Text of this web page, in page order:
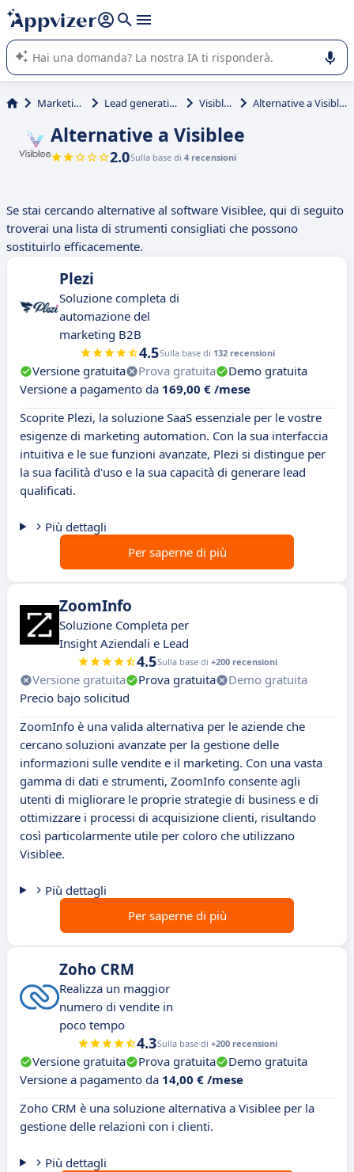
righe con
shift + enter
L'IA di Appvizer vi guida nell'utilizzo o nella scelta di un
software SaaS per la vostra azienda.
Marketing Lead generation Visiblee Alternative a Visiblee
Alternative a Visiblee
2.0Sulla base di 4 recensioni
Se stai cercando alternative al software Visiblee, qui di seguito
troverai una lista di strumenti consigliati che possono
sostituirlo efficacemente.
Plezi
Soluzione completa di
automazione del
marketing B2B
4.5Sulla base di 132 recensioni
Versione gratuita Prova gratuita
Demo gratuita
Versione a pagamento da 169,00 € /mese
Scoprite Plezi, la soluzione SaaS essenziale per le vostre
esigenze di marketing automation. Con la sua interfaccia
intuitiva e le sue funzioni avanzate, Plezi si distingue per
la sua facilità d'uso e la sua capacità di generare lead
qualificati.
Più dettagli
Per saperne di più
ZoomInfo
Soluzione Completa per
Insight Aziendali e Lead
4.5Sulla base di +200 recensioni
Versione gratuita Prova gratuita
Demo gratuita
Precio bajo solicitud
ZoomInfo è una valida alternativa per le aziende che
cercano soluzioni avanzate per la gestione delle
informazioni sulle vendite e il marketing. Con una vasta
gamma di dati e strumenti, ZoomInfo consente agli
utenti di migliorare le proprie strategie di business e di
ottimizzare i processi di acquisizione clienti, risultando
così particolarmente utile per coloro che utilizzano
Visiblee.
Più dettagli
Per saperne di più
Zoho CRM
Realizza un maggior
numero di vendite in
poco tempo
4.3Sulla base di +200 recensioni
Versione gratuita Prova gratuita
Demo gratuita
Versione a pagamento da 14,00 € /mese
Zoho CRM è una soluzione alternativa a Visiblee per la
gestione delle relazioni con i clienti.
Più dettagli